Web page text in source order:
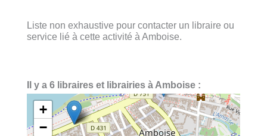
Liste non exhaustive pour contacter un libraire ou
service lié à cette activité à Amboise.
Il y a 6 libraires et librairies à Amboise :
+
−